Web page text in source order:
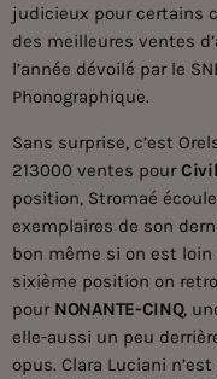
judicieux pour certains
des meilleures ventes
l’année dévoilé par le
Phonographique.
Sans surprise, c’est
213000 ventes pour
position, Stromaé
exemplaires de son
bon même si on est
sixième position on
pour NONANTE-CINQ,
elle-aussi un peu
opus. Clara Luciani